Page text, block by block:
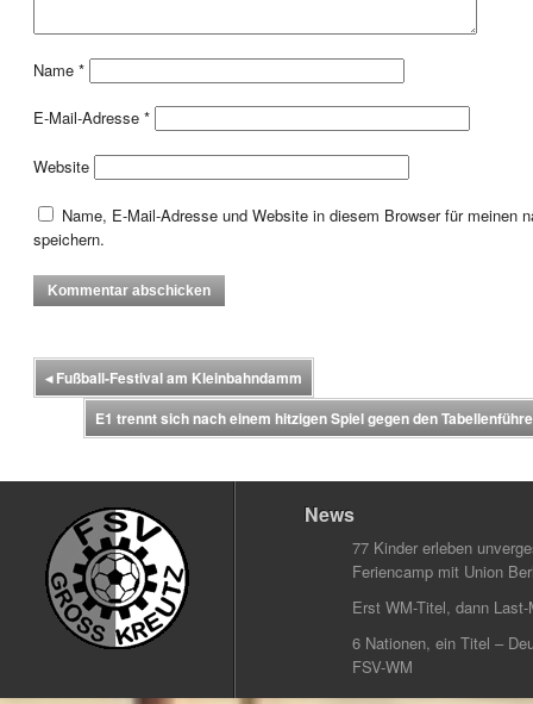
Name *
E-Mail-Adresse *
Website
Name, E-Mail-Adresse und Website in diesem Browser für meinen
speichern.
◂Fußball-Festival am Kleinbahndamm
E1 trennt sich nach einem hitzigen Spiel gegen den
News
77 Kinder erleben
Feriencamp mit Union
Erst WM-Titel, dann
6 Nationen, ein Titel –
FSV-WM